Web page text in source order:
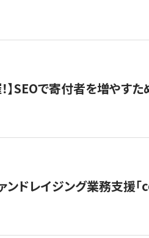
】SEOで寄付者を増や
ンドレイジング業務支援